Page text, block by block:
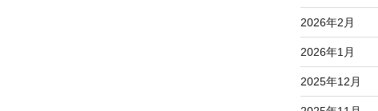
2026年2月
2026年1月
2025年12月